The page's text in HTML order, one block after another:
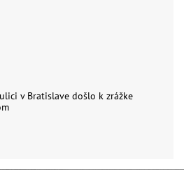
v Bratislave došlo k zrážke